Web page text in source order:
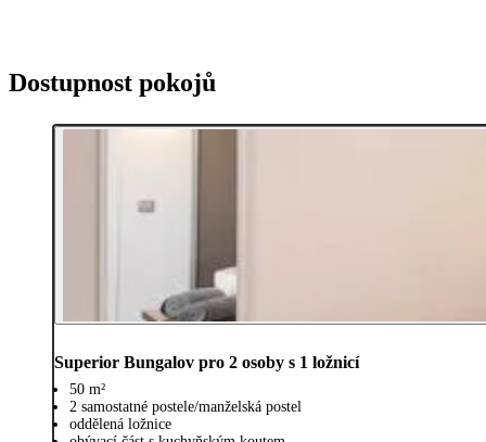
Dostupnost pokojů
Superior Bungalov pro 2 osoby s 1 ložnicí
50 m²
2 samostatné postele/manželská postel
oddělená ložnice